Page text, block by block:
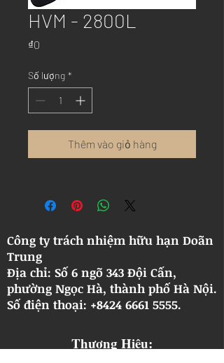
HVM - 2800L
₫0
Số lượng *
Thêm vào giỏ hàng
Công ty trách nhiệm hữu hạn Doãn
Trung
Địa chỉ: Số 6 ngõ 343 Đội Cấn,
phường Ngọc Hà, thành phố Hà Nội.
​Số điện thoại: +8424 6661 5555.
Thương Hiệu: